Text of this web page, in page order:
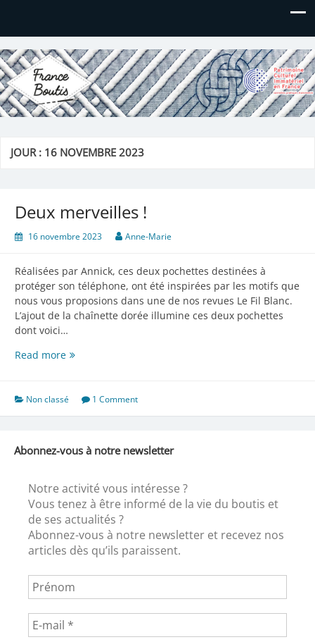
France Boutis
Le site de France Boutis
JOUR : 16 NOVEMBRE 2023
Deux merveilles !
16 novembre 2023 Anne-Marie
Réalisées par Annick, ces deux pochettes destinées à
protéger son téléphone, ont été inspirées par les motifs que
nous vous proposions dans une de nos revues Le Fil Blanc.
L’ajout de la chaînette dorée illumine ces deux pochettes
dont voici…
Read moreDeux
Non classé 1 Comment
Abonnez-vous à notre newsletter
Notre activité vous intéresse ?
Vous tenez à être informé de la vie du boutis et
de ses actualités ?
Abonnez-vous à notre newsletter et recevez nos
articles dès qu’ils paraissent.